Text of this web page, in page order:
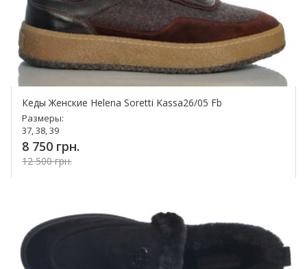
Кеды Женские Helena Soretti Kassa26/05 Fb
Размеры:
37, 38, 39
8 750 грн.
12 500 грн.